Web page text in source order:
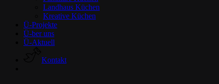
Landhaus Küchen
Kreative Küchen
Ü-Projekte
Ü-ber uns
Ü-Aktuell
Kontakt